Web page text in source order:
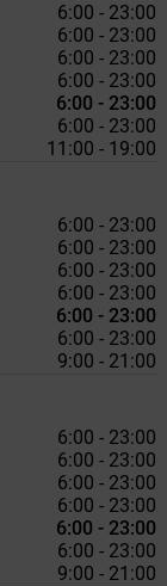
6:00 - 23:00
6:00 - 23:00
6:00 - 23:00
6:00 - 23:00
6:00 - 23:00
6:00 - 23:00
11:00 - 19:00
6:00 - 23:00
6:00 - 23:00
6:00 - 23:00
6:00 - 23:00
6:00 - 23:00
6:00 - 23:00
9:00 - 21:00
6:00 - 23:00
6:00 - 23:00
6:00 - 23:00
6:00 - 23:00
6:00 - 23:00
6:00 - 23:00
9:00 - 21:00